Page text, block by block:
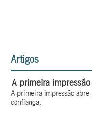
Artigos
A primeira
A primeira impressão abre
confiança.